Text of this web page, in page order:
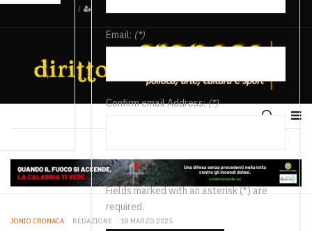
/
Email: (*)
Confirm email Address:(*)
Fields marked with an asterisk (*) are
required.
JONIO CRONACA REDAZIONE 18 MARZO 2025